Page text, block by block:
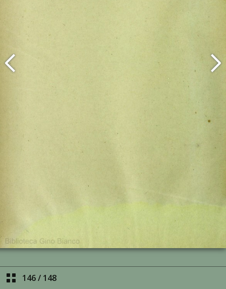
146/ 148